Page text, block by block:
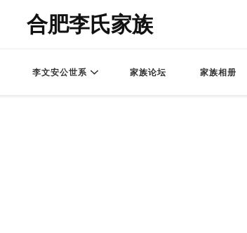
合肥李氏家族
李文安公世系 家族论坛 家族相册